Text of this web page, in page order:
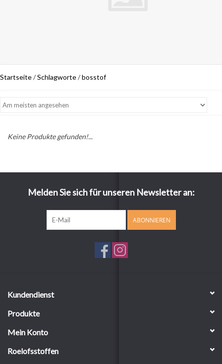
Startseite/Schlagworte/bosstof
Keine Produkte gefunden!...
Melden Sie sich für unseren Newsletter an:
ABONNIEREN
Kundendienst
Produkte
Mein Konto
Roelofsstoffen